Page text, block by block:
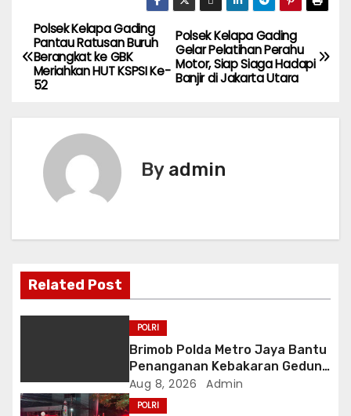
P
o
v
i
g
i
Polsek Kelapa Gading
Gelar Pelatihan Perahu
Motor, Siap Siaga Hadapi
Banjir di Jakarta Utara
Polsek Kelapa Gading
Pantau Ratusan Buruh
Berangkat ke GBK
Meriahkan HUT KSPSI Ke-
52
By admin
Related Post
POLRI
Brimob Polda Metro Jaya Bantu
Penanganan Kebakaran Gedung
Bapenda DKI
Aug 8, 2026 Admin
POLRI